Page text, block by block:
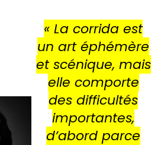
« La corrida est
un art éphémère
et scénique, mais
elle comporte
des difficultés
importantes,
d’abord parce